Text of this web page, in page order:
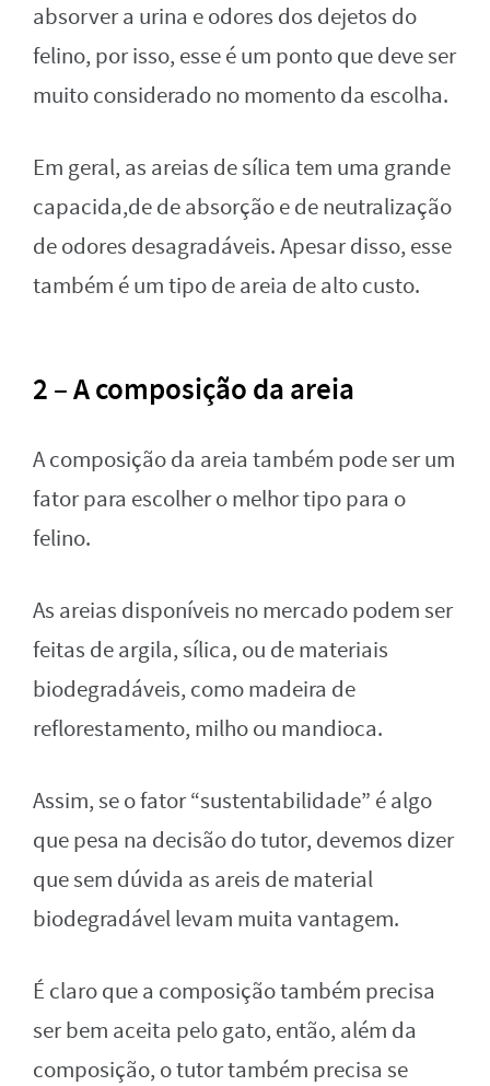
absorver a urina e odores dos dejetos do
felino, por isso, esse é um ponto que deve ser
muito considerado no momento da escolha.
Em geral, as areias de sílica tem uma grande
capacida,de de absorção e de neutralização
de odores desagradáveis. Apesar disso, esse
também é um tipo de areia de alto custo.
2 – A composição da areia
A composição da areia também pode ser um
fator para escolher o melhor tipo para o
felino.
As areias disponíveis no mercado podem ser
feitas de argila, sílica, ou de materiais
biodegradáveis, como madeira de
reflorestamento, milho ou mandioca.
Assim, se o fator “sustentabilidade” é algo
que pesa na decisão do tutor, devemos dizer
que sem dúvida as areis de material
biodegradável levam muita vantagem.
É claro que a composição também precisa
ser bem aceita pelo gato, então, além da
composição, o tutor também precisa se